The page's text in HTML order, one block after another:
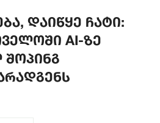
დაიწყე ჩატი:
AI-ზე